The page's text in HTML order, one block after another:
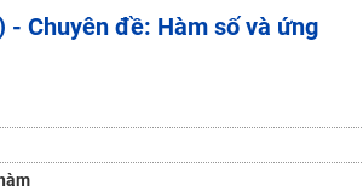
Chuyên đề: Hàm số và ứng